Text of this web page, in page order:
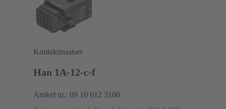
Kontaktinsatser
Han 1A-12-c-f
Artikel nr.: 09 10 012 3106